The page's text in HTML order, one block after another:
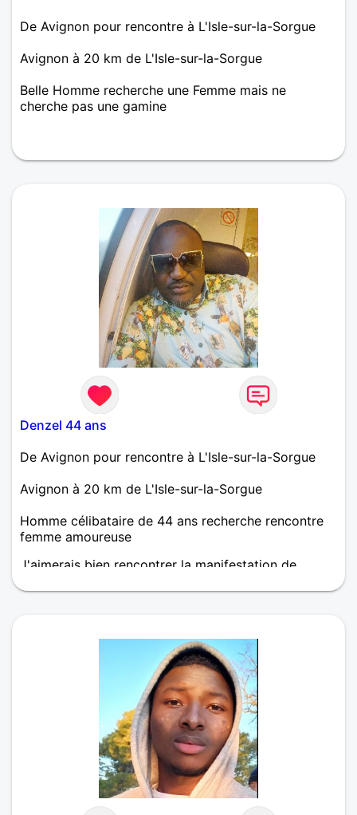
De Avignon pour rencontre à L'Isle-sur-la-Sorgue
Avignon à 20 km de L'Isle-sur-la-Sorgue
Belle Homme recherche une Femme mais ne
cherche pas une gamine
Denzel 44 ans
De Avignon pour rencontre à L'Isle-sur-la-Sorgue
Avignon à 20 km de L'Isle-sur-la-Sorgue
Homme célibataire de 44 ans recherche rencontre
femme amoureuse
J'aimerais bien rencontrer la manifestation de
femmes qui croient et savent aimer.